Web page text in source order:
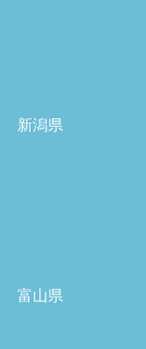
新潟県
富山県